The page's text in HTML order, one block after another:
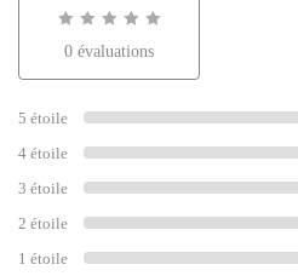
sur
0 évaluations
5 étoile
4 étoile
3 étoile
2 étoile
1 étoile